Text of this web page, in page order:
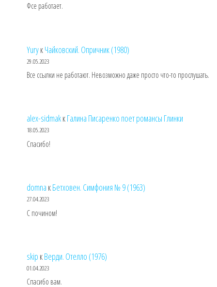
Фсе работает.
YuryкЧайковский. Опричник (1980)
29.05.2023
Все ссылки не работают. Невозможно даже просто что-то прослушать.
alex-sidmakкГалина Писаренко поет романсы Глинки
18.05.2023
Спасибо!
domna кБетховен. Симфония № 9 (1963)
27.04.2023
С почином!
skip кВерди. Отелло (1976)
01.04.2023
Спасибо вам.